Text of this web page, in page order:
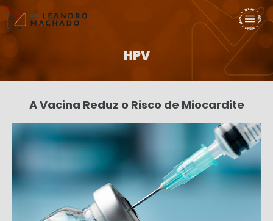
HPV
A Vacina Reduz o Risco de Miocardite